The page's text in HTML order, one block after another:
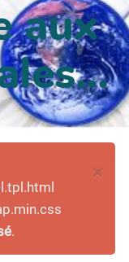
aux
×
.